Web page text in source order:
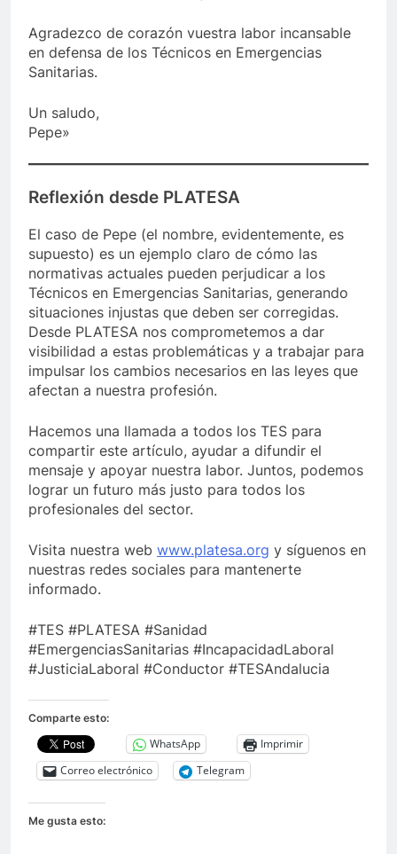
Agradezco de corazón vuestra labor incansable
en defensa de los Técnicos en Emergencias
Sanitarias.
Un saludo,
Pepe»
Reflexión desde PLATESA
El caso de Pepe (el nombre, evidentemente, es
supuesto) es un ejemplo claro de cómo las
normativas actuales pueden perjudicar a los
Técnicos en Emergencias Sanitarias, generando
situaciones injustas que deben ser corregidas.
Desde PLATESA nos comprometemos a dar
visibilidad a estas problemáticas y a trabajar para
impulsar los cambios necesarios en las leyes que
afectan a nuestra profesión.
Hacemos una llamada a todos los TES para
compartir este artículo, ayudar a difundir el
mensaje y apoyar nuestra labor. Juntos, podemos
lograr un futuro más justo para todos los
profesionales del sector.
Visita nuestra web www.platesa.org y síguenos en
nuestras redes sociales para mantenerte
informado.
#TES #PLATESA #Sanidad
#EmergenciasSanitarias #IncapacidadLaboral
#JusticiaLaboral #Conductor #TESAndalucia
Comparte esto:
WhatsApp
Imprimir
Correo electrónico
Telegram
Me gusta esto: